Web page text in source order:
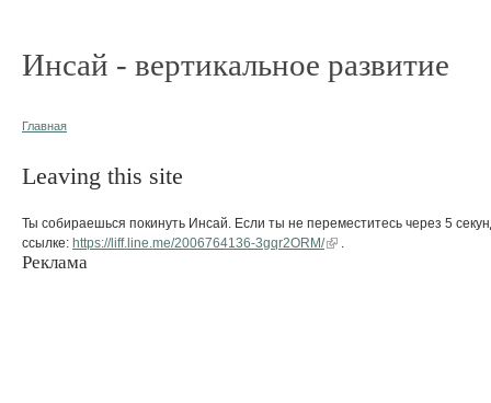
Инсай - вертикальное развитие
Главная
Leaving this site
Ты собираешься покинуть Инсай. Если ты не переместитесь через 5
ссылке: https://liff.line.me/2006764136-3gqr2ORM/
Реклама